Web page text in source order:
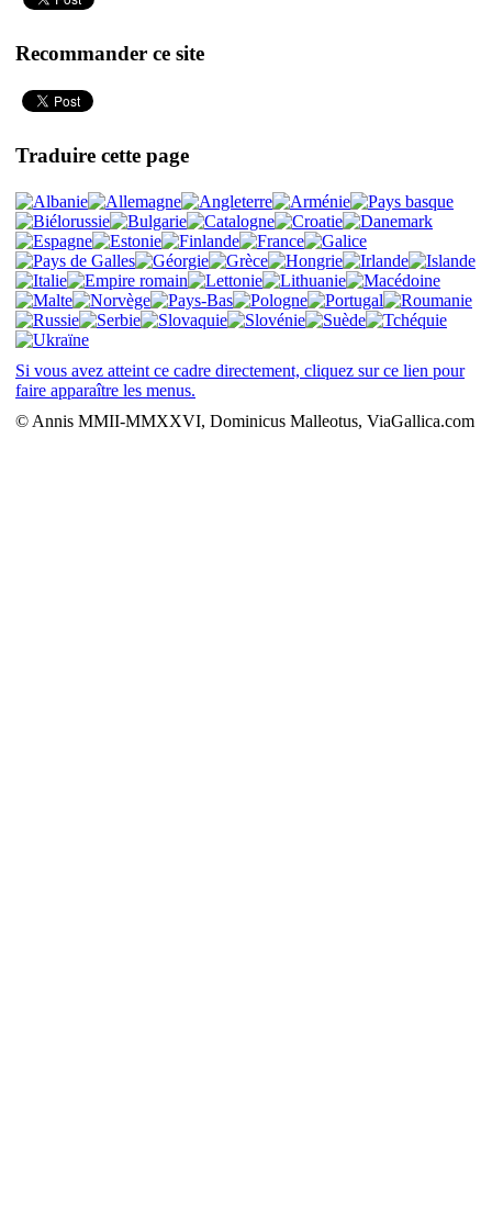
Recommander ce site
Traduire cette page
Si vous avez atteint ce cadre directement, cliquez sur ce lien pour
faire apparaître les menus.
© Annis MMII-MMXXVI, Dominicus Malleotus, ViaGallica.com